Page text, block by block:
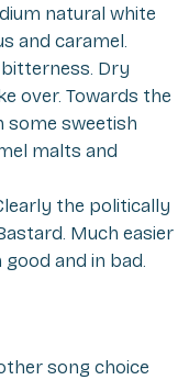
natural white
and caramel.
Dry
over. Towards the
some sweetish
malts and
the politically
Much easier
and in bad.
song choice